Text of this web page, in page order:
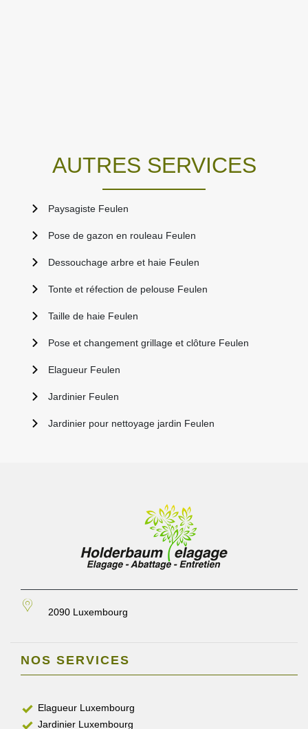
AUTRES SERVICES
Paysagiste Feulen
Pose de gazon en rouleau Feulen
Dessouchage arbre et haie Feulen
Tonte et réfection de pelouse Feulen
Taille de haie Feulen
Pose et changement grillage et clôture Feulen
Elagueur Feulen
Jardinier Feulen
Jardinier pour nettoyage jardin Feulen
2090 Luxembourg
NOS SERVICES
Elagueur Luxembourg
Jardinier Luxembourg